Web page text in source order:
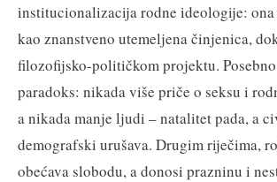
institucionalizacija rodne ideologije:
kao znanstveno utemeljena činjenica,
filozofijsko-političkom projektu.
paradoks: nikada više priče o seksu i
a nikada manje ljudi – natalitet pada, a
demografski urušava. Drugim riječima,
obećava slobodu, a donosi prazninu i